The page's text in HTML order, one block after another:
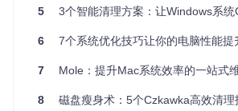
点击"一键加速"按钮
A[启动WindowsCleaner] --> B[点击
5 3个智能清理方案：让Windows系统C盘释放
6 7个系统优化技巧让你的电脑性能提
7 Mole：提升Mac系统效率的一站式
8 磁盘瘦身术：5个Czkawka高效清理技巧